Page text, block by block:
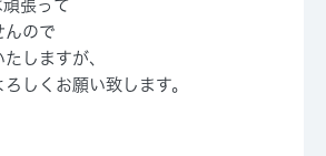
張って
んので
しますが、
しくお願い致します。